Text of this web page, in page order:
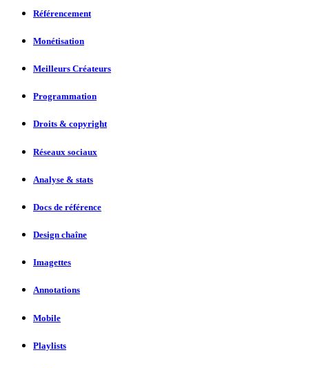
Référencement
Monétisation
Meilleurs Créateurs
Programmation
Droits & copyright
Réseaux sociaux
Analyse & stats
Docs de référence
Design chaîne
Imagettes
Annotations
Mobile
Playlists